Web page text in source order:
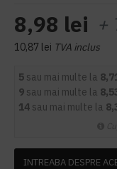
8,98 lei +
10,87 lei TVA inclus
5 sau mai multe la
9 sau mai multe la
14 sau mai multe la
INTREABA DESPRE